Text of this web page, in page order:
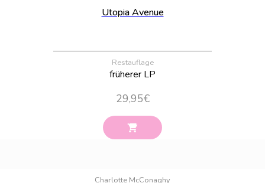
Utopia Avenue
Restauflage
früherer LP
29,95€
Charlotte McConaghy